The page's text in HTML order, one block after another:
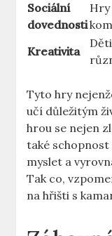
Sociální
dovednosti
Kreativita
Tyto hry
učí důležitým
hrou se nejen
také
myslet a
Tak co,
na hřišti s